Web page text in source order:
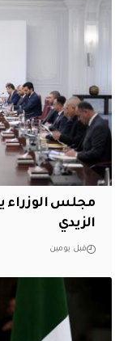
مجلس الوزراء
الزيدي
قبل يومين